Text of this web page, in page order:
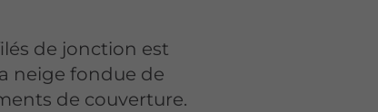
de jonction est
neige fondue de
de couverture.